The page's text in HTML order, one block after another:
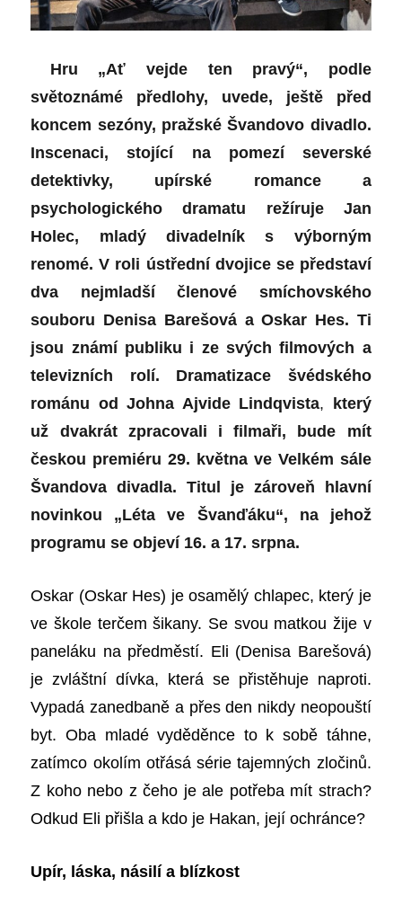
Hru „Ať vejde ten pravý“, podle
světoznámé předlohy, uvede, ještě před
koncem sezóny, pražské Švandovo divadlo.
Inscenaci, stojící na pomezí severské
detektivky, upírské romance a
psychologického dramatu režíruje Jan
Holec, mladý divadelník s výborným
renomé. V roli ústřední dvojice se představí
dva nejmladší členové smíchovského
souboru Denisa Barešová a Oskar Hes. Ti
jsou známí publiku i ze svých filmových a
televizních rolí. Dramatizace švédského
románu od Johna Ajvide Lindqvista,
který
už dvakrát zpracovali i filmaři, bude mít
českou premiéru 29. května ve Velkém sále
Švandova divadla. Titul je zároveň hlavní
novinkou „Léta ve Švanďáku“, na jehož
programu se objeví 16. a 17. srpna.
Oskar (Oskar Hes) je osamělý chlapec, který je
ve škole terčem šikany. Se svou matkou žije v
paneláku na předměstí. Eli (Denisa Barešová)
je zvláštní dívka, která se přistěhuje naproti.
Vypadá zanedbaně a přes den nikdy neopouští
byt. Oba mladé vyděděnce to k sobě táhne,
zatímco okolím otřásá série tajemných zločinů.
Z koho nebo z čeho je ale potřeba mít strach?
Odkud Eli přišla a kdo je Hakan, její ochránce?
Upír, láska, násilí a blízkost